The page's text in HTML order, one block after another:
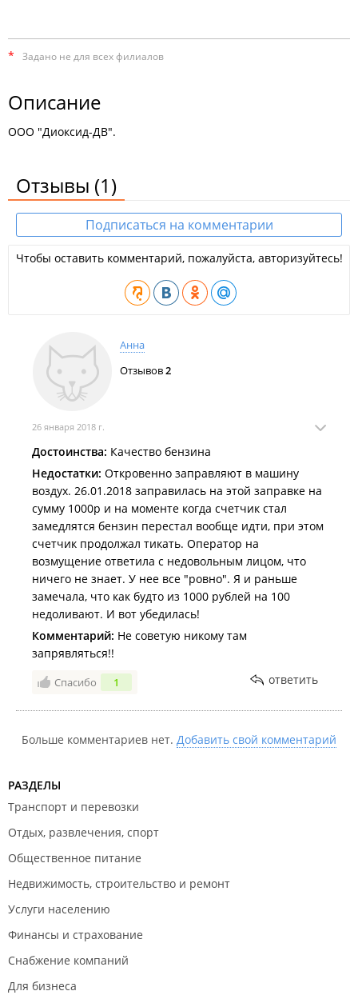
* Задано не для всех филиалов
Описание
ООО "Диоксид-ДВ".
Отзывы (1)
Подписаться на комментарии
Чтобы оставить комментарий, пожалуйста, авторизуйтесь!
Анна
Отзывов2
26 января 2018 г.
Достоинства: Качество бензина
Недостатки: Откровенно заправляют в машину
воздух. 26.01.2018 заправилась на этой заправке на
сумму 1000р и на моменте когда счетчик стал
замедлятся бензин перестал вообще идти, при этом
счетчик продолжал тикать. Оператор на
возмущение ответила с недовольным лицом, что
ничего не знает. У нее все "ровно". Я и раньше
замечала, что как будто из 1000 рублей на 100
недоливают. И вот убедилась!
Комментарий: Не советую никому там
запрявляться!!
Спасибо 1 ответить
Больше комментариев нет. Добавить свой комментарий
РАЗДЕЛЫ
Транспорт и перевозки
Отдых, развлечения, спорт
Общественное питание
Недвижимость, строительство и ремонт
Услуги населению
Финансы и страхование
Снабжение компаний
Для бизнеса